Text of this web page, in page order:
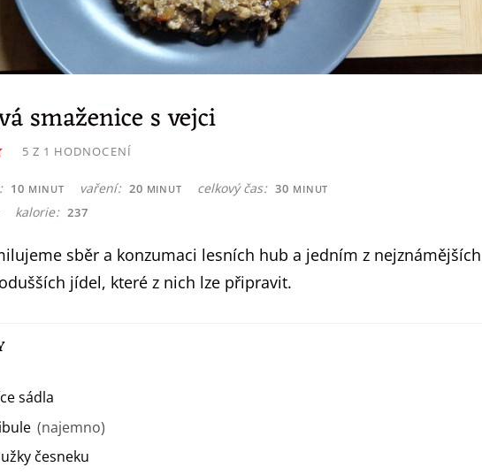
smaženice s vejci
5 Z 1 HODNOCENÍ
10 MINUT
MINUT vaření 20MINUT
MINUT celkový čas 30MINUT
MINUT
kalorie 237
sběr a konzumaci lesních hub a jedním z nejznámějších
jídel, které z nich lze připravit.
sádla
(najemno)
česneku